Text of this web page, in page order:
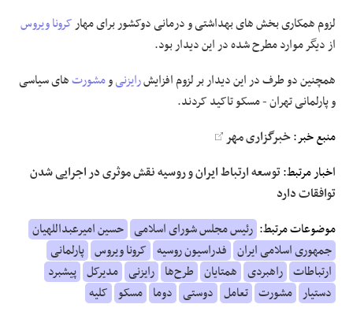
لزوم همکاری بخش های بهداشتی و درمانی دوکشور برای مهارکرونا ویروس
از دیگر موارد مطرح شده در این دیدار بود.
همچنین دو طرف در این دیدار بر لزوم افزایشرایزنیومشورتهای سیاسی
و پارلمانی تهران - مسکو تاکید کردند.
منبع خبر:خبرگزاری مهر
اخبار مرتبط:توسعه ارتباط ایران و روسیه نقش موثری در اجرایی شدن
توافقات دارد
موضوعات مرتبط: رئیس مجلس شورای اسلامی حسین امیرعبداللهیان
جمهوری اسلامی ایران فدراسیون روسیه کرونا ویروس پارلمانی
ارتباطات راهبردی همتایان طرح‌ها رایزنی مدیرکل پیشبرد
دستیار مشورت تعامل دوستی دوما مسکو کلیه